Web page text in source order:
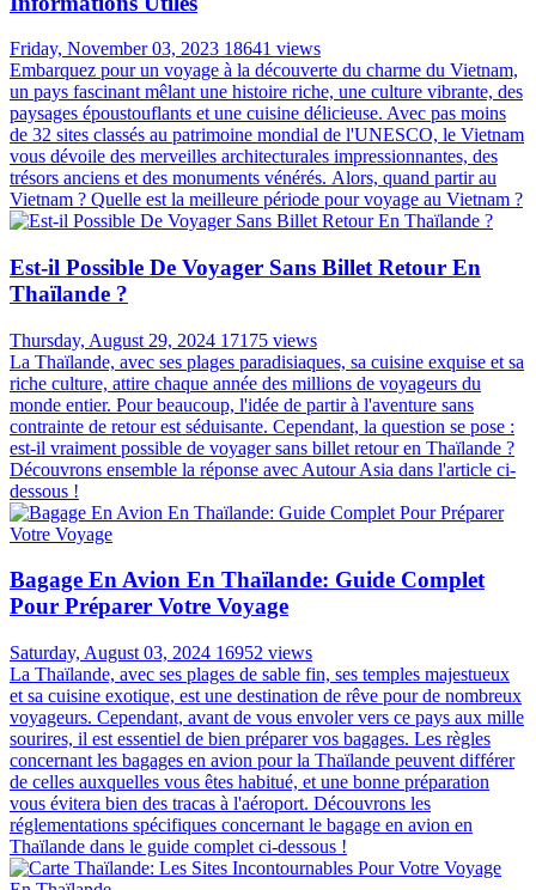
Friday, November 03, 2023 18641 views
Embarquez pour un voyage à la découverte du charme du Vietnam,
un pays fascinant mêlant une histoire riche, une culture vibrante, des
paysages époustouflants et une cuisine délicieuse. Avec pas moins
de 32 sites classés au patrimoine mondial de l'UNESCO, le Vietnam
vous dévoile des merveilles architecturales impressionnantes, des
trésors anciens et des monuments vénérés. Alors, quand partir au
Vietnam ? Quelle est la meilleure période pour voyage au Vietnam ?
Est-il Possible De Voyager Sans Billet Retour En
Thaïlande ?
Thursday, August 29, 2024 17175 views
La Thaïlande, avec ses plages paradisiaques, sa cuisine exquise et sa
riche culture, attire chaque année des millions de voyageurs du
monde entier. Pour beaucoup, l'idée de partir à l'aventure sans
contrainte de retour est séduisante. Cependant, la question se pose :
est-il vraiment possible de voyager sans billet retour en Thaïlande ?
Découvrons ensemble la réponse avec Autour Asia dans l'article ci-
dessous !
Bagage En Avion En Thaïlande: Guide Complet
Pour Préparer Votre Voyage
Saturday, August 03, 2024 16952 views
La Thaïlande, avec ses plages de sable fin, ses temples majestueux
et sa cuisine exotique, est une destination de rêve pour de nombreux
voyageurs. Cependant, avant de vous envoler vers ce pays aux mille
sourires, il est essentiel de bien préparer vos bagages. Les règles
concernant les bagages en avion pour la Thaïlande peuvent différer
de celles auxquelles vous êtes habitué, et une bonne préparation
vous évitera bien des tracas à l'aéroport. Découvrons les
réglementations spécifiques concernant le bagage en avion en
Thaïlande dans le guide complet ci-dessous !